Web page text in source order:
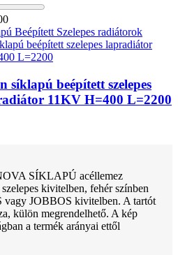
Beépített Szelepes radiátorok
síklapú beépített szelepes
11KV H=400 L=2200
SÍKLAPÚ acéllemez
kivitelben, fehér színben
vagy JOBBOS kivitelben. A tartót
külön megrendelhető. A kép
a termék arányai ettől